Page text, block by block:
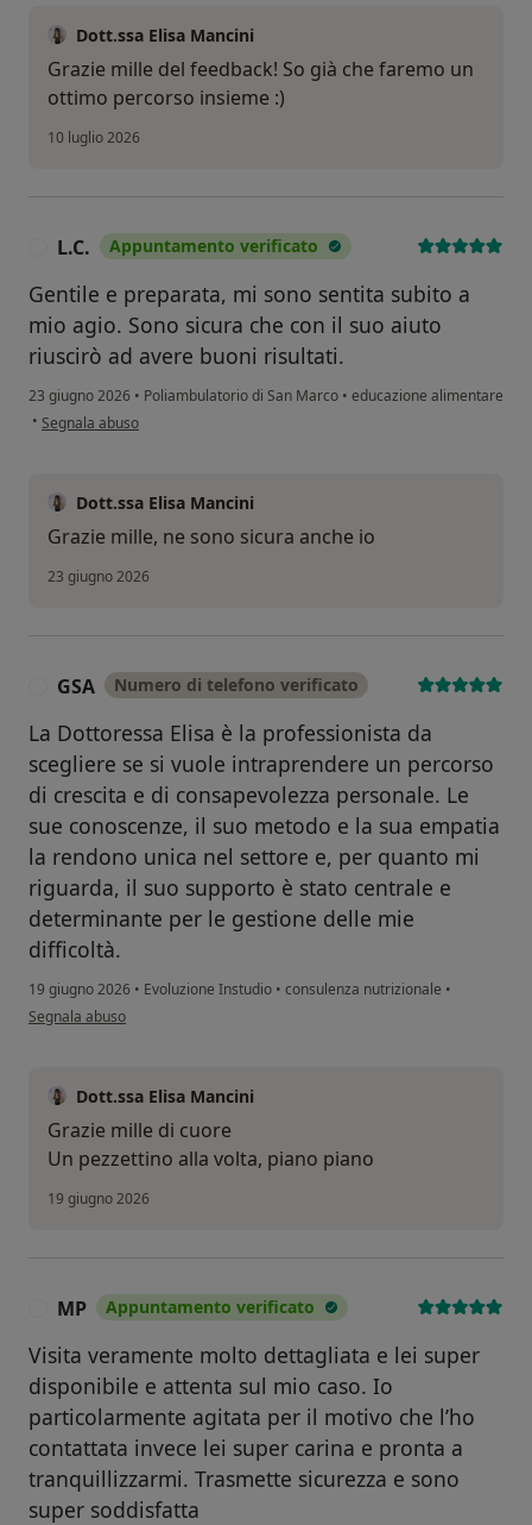
Dott.ssa Elisa Mancini
Grazie mille del feedback! So già che faremo un
ottimo percorso insieme :)
10 luglio 2026
L.C. Appuntamento verificato
Gentile e preparata, mi sono sentita subito a
mio agio. Sono sicura che con il suo aiuto
riuscirò ad avere buoni risultati.
23 giugno 2026 • Poliambulatorio di San Marco • educazione alimentare
• secondo l'opinione dell'utente L.C.
Segnala abuso
Dott.ssa Elisa Mancini
Grazie mille, ne sono sicura anche io
23 giugno 2026
GSA Numero di telefono verificato
La Dottoressa Elisa è la professionista da
scegliere se si vuole intraprendere un percorso
di crescita e di consapevolezza personale. Le
sue conoscenze, il suo metodo e la sua empatia
la rendono unica nel settore e, per quanto mi
riguarda, il suo supporto è stato centrale e
determinante per le gestione delle mie
difficoltà.
19 giugno 2026 • Evoluzione Instudio • consulenza nutrizionale •
secondo l'opinione dell'utente GSA
Segnala abuso
Dott.ssa Elisa Mancini
Grazie mille di cuore
Un pezzettino alla volta, piano piano
19 giugno 2026
MP Appuntamento verificato
Visita veramente molto dettagliata e lei super
disponibile e attenta sul mio caso. Io
particolarmente agitata per il motivo che l’ho
contattata invece lei super carina e pronta a
tranquillizzarmi. Trasmette sicurezza e sono
super soddisfatta